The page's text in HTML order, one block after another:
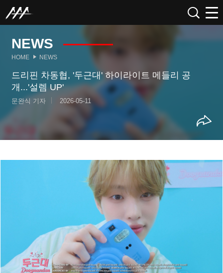
NEWS
HOME NEWS
드리핀 차동협, '두근대' 하이라이트 메들리 공
개...'설렘 UP'
문완식 기자 2026-05-11